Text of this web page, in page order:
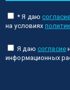
* Я даю согласие
на условиях
Я даю согласие
информационных